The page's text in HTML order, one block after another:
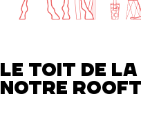
LE TOIT DE
NOTRE